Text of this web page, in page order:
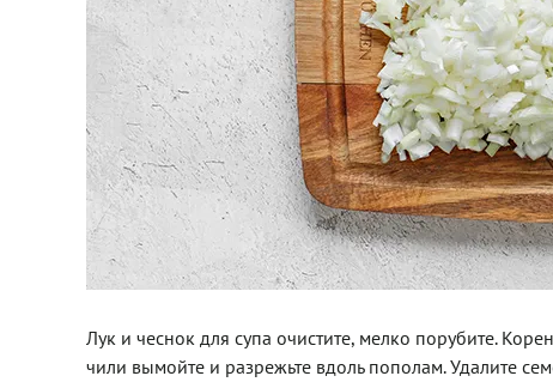
Лук и чеснок для супа очистите, мелко порубите.
чили вымойте и разрежьте вдоль пополам. Удалите